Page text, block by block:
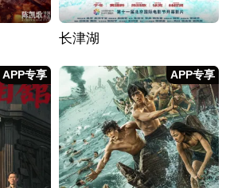
长津湖
APP专享 APP专享